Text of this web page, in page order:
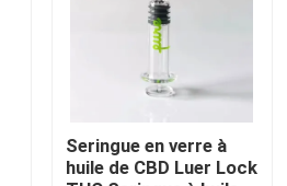
Seringue en verre à
huile de CBD Luer Lock